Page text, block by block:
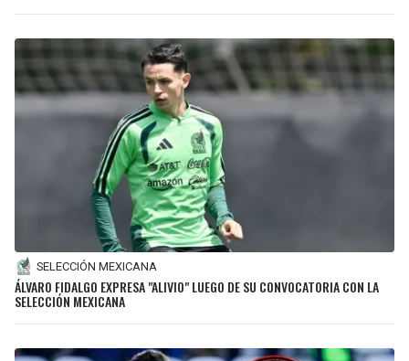
SELECCIÓN MEXICANA
ÁLVARO FIDALGO EXPRESA "ALIVIO" LUEGO DE SU CONVOCATORIA CON LA
SELECCIÓN MEXICANA